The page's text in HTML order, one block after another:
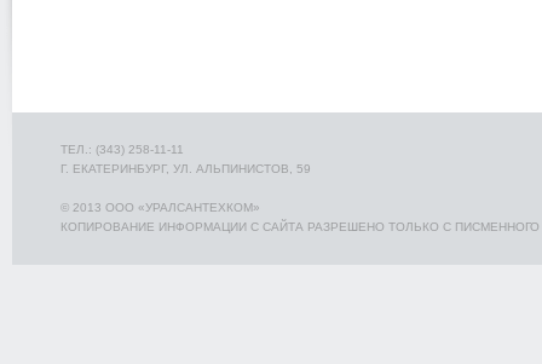
ТЕЛ.: (343) 258-11-11
Г. ЕКАТЕРИНБУРГ, УЛ. АЛЬПИНИСТОВ, 59
© 2013 ООО «УРАЛСАНТЕХКОМ»
КОПИРОВАНИЕ ИНФОРМАЦИИ С САЙТА РАЗРЕШЕНО ТОЛЬКО С